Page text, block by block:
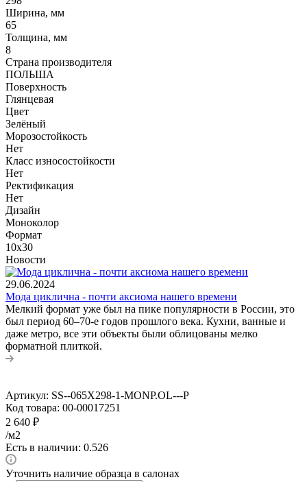
Ширина, мм
65
Толщина, мм
8
Страна производителя
ПОЛЬША
Поверхность
Глянцевая
Цвет
Зелёный
Морозостойкость
Нет
Класс износостойкости
Нет
Ректификация
Нет
Дизайн
Моноколор
Формат
10x30
Новости
29.06.2024
Мода циклична - почти аксиома нашего времени
Мелкий формат уже был на пике популярности в России, это
был период 60–70-е годов прошлого века. Кухни, ванные и
даже метро, все эти объекты были облицованы мелко
форматной плиткой.
Артикул: SS--065X298-1-MONP.OL---P
Код товара: 00-00017251
2 640 ₽
/м2
Есть в наличии: 0.526
Уточнить наличие образца в салонах